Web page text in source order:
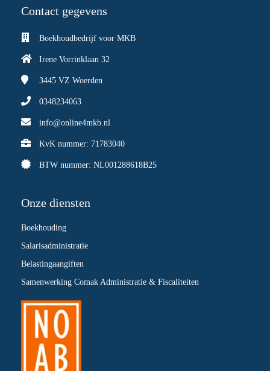
Contact gegevens
Boekhoudbedrijf voor MKB
Irene Vorrinklaan 32
3445 VZ Woerden
0348234063
info@online4mkb.nl
KvK nummer: 71783040
BTW nummer: NL001288618B25
Onze diensten
Boekhouding
Salarisadministratie
Belastingaangiften
Samenwerking Comak Administratie & Fiscaliteiten